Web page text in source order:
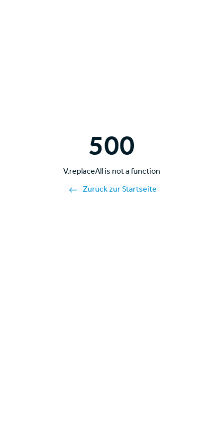
500
V.replaceAll is not a function
Zurück zur Startseite